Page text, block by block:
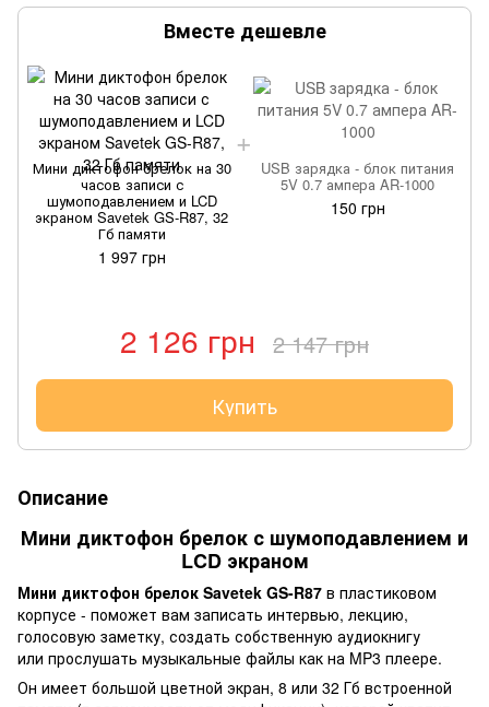
Вместе дешевле
Мини диктофон брелок на 30
часов записи с
шумоподавлением и LCD
экраном Savetek GS-R87, 32
Гб памяти
1 997 грн
USB зарядка - блок питания
5V 0.7 ампера AR-1000
150 грн
2 126 грн 2 147 грн
Купить
Описание
Мини диктофон брелок с шумоподавлением и
LCD экраном
Мини диктофон брелок Savetek GS-R87 в пластиковом
корпусе - поможет вам записать интервью, лекцию,
голосовую заметку, создать собственную аудиокнигу
или прослушать музыкальные файлы как на MP3 плеере.
Он имеет большой цветной экран, 8 или 32 Гб встроенной